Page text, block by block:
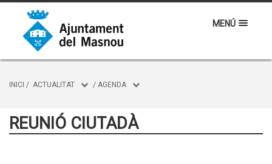
MENÚ
INICI / ACTUALITAT / AGENDA
REUNIÓ CIUTADÀ